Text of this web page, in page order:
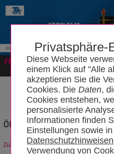
Privatsphäre-
Diese Webseite
einem Klick auf "Alle
akzeptieren Sie die
Cookies. DieDaten,
Cookies entstehen,
personalisierte
Informationen finden
Einstellungen sowie
Datenschutzhinweisen
Verwendung von
Ölpumpe
Zurück zum Artikel